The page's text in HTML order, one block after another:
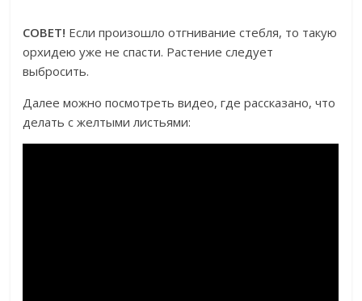
СОВЕТ! Если произошло отгнивание стебля, то такую
орхидею уже не спасти. Растение следует
выбросить.
Далее можно посмотреть видео, где рассказано, что
делать с желтыми листьями: